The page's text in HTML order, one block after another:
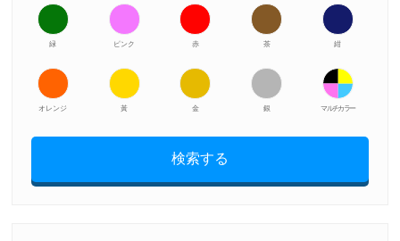
緑 ピンク 赤 茶 紺
オレンジ 黃 金 銀 マルチカラー
検索する